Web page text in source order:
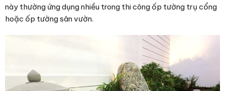
này thường ứng dụng nhiều trong thi công ốp tường trụ cổng
hoặc ốp tường sân vườn.